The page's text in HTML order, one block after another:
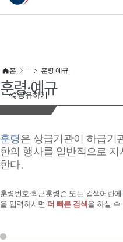
이 누리집은 대한민국 공식 전자정부 누리
공유하기
홈 훈령·예규
훈령·예규
훈령은 상급기관이 하급기
한의 행사를 일반적으로
한다.
훈령번호·최근훈령순 또는 검색어란에
을 입력하시면 더 빠른 검색 을 하실 수